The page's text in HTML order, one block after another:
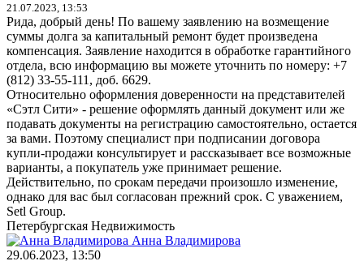
21.07.2023, 13:53
Рида, добрый день! По вашему заявлению на возмещение
суммы долга за капитальный ремонт будет произведена
компенсация. Заявление находится в обработке гарантийного
отдела, всю информацию вы можете уточнить по номеру: +7
(812) 33-55-111, доб. 6629.
Относительно оформления доверенности на представителей
«Сэтл Сити» - решение оформлять данный документ или же
подавать документы на регистрацию самостоятельно, остается
за вами. Поэтому специалист при подписании договора
купли-продажи консультирует и рассказывает все возможные
варианты, а покупатель уже принимает решение.
Действительно, по срокам передачи произошло изменение,
однако для вас был согласован прежний срок. С уважением,
Setl Group.
Петербургская Недвижимость
Анна Владимирова
29.06.2023, 13:50